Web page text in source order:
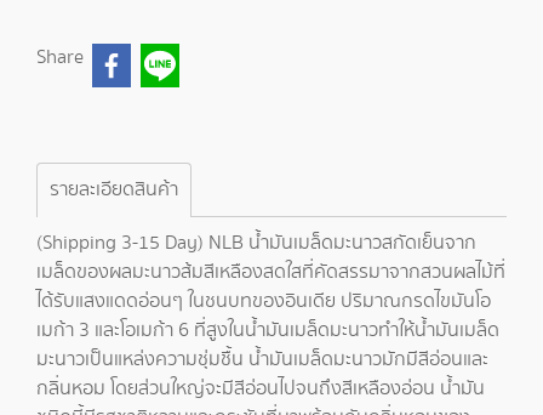
Share
รายละเอียดสินค้า
(Shipping 3-15 Day) NLB น้ำมันเมล็ดมะนาวสกัดเย็นจาก
เมล็ดของผลมะนาวส้มสีเหลืองสดใสที่คัดสรรมาจากสวนผลไม้ที่
ได้รับแสงแดดอ่อนๆ ในชนบทของอินเดีย ปริมาณกรดไขมันโอ
เมก้า 3 และโอเมก้า 6 ที่สูงในน้ำมันเมล็ดมะนาวทำให้น้ำมันเมล็ด
มะนาวเป็นแหล่งความชุ่มชื้น น้ำมันเมล็ดมะนาวมักมีสีอ่อนและ
กลิ่นหอม โดยส่วนใหญ่จะมีสีอ่อนไปจนถึงสีเหลืองอ่อน น้ำมัน